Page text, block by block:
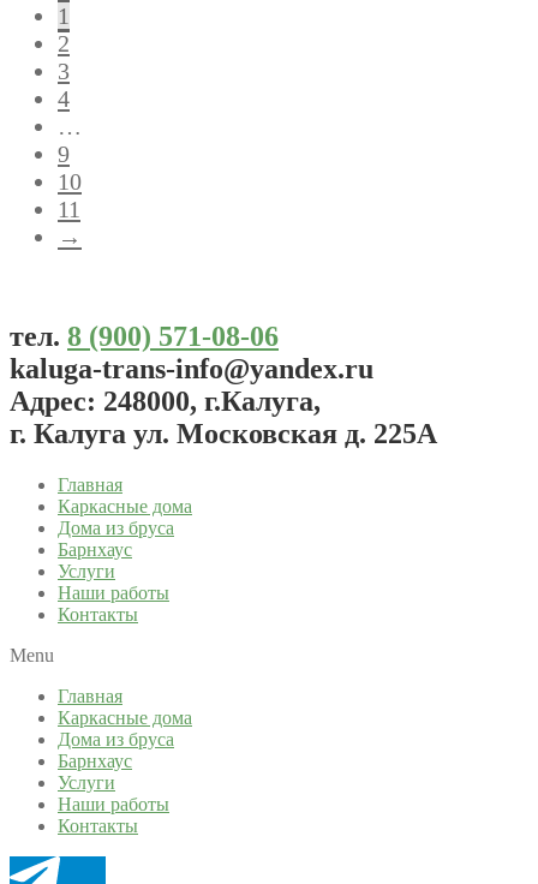
1
2
3
4
…
9
10
11
→
тел. 8 (900) 571-08-06
kaluga-trans-info@yandex.ru
Адрес: 248000, г.Калуга,
г. Калуга ул. Московская д. 225А
Главная
Каркасные дома
Дома из бруса
Барнхаус
Услуги
Наши работы
Контакты
Menu
Главная
Каркасные дома
Дома из бруса
Барнхаус
Услуги
Наши работы
Контакты